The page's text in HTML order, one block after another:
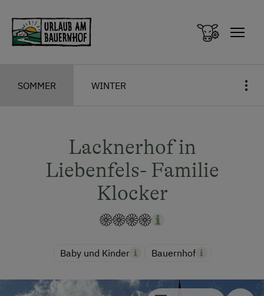
SOMMER WINTER
Lacknerhof in
Liebenfels- Familie
Klocker
Baby und Kinder Bauernhof